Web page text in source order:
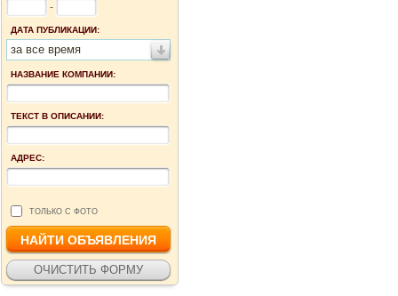
-
ДАТА ПУБЛИКАЦИИ:
за все время
НАЗВАНИЕ КОМПАНИИ:
ТЕКСТ В ОПИСАНИИ:
АДРЕС:
ТОЛЬКО С ФОТО